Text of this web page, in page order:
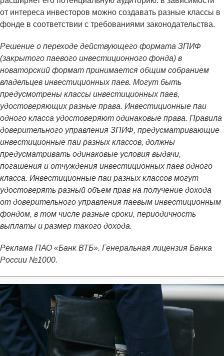
от интереса инвесторов можно создавать разные классы в
фонде в соответствии с требованиями законодательства.
Решение о переходе действующего формата ЗПИФ
(закрытого паевого инвестиционного фонда) в
новаторский формат принимается общим собранием
владельцев инвестиционных паев. Могут быть
предусмотрены классы инвестиционных паев,
удостоверяющих разные права. Инвестиционные паи
одного класса удостоверяют одинаковые права. Правила
доверительного управления ЗПИФ, предусматривающие
инвестиционные паи разных классов, должны
предусматривать одинаковые условия выдачи,
погашения и отчуждения инвестиционных паев одного
класса. Инвестиционные паи разных классов могут
удостоверять разный объем прав на получение дохода
от доверительного управления паевым инвестиционным
фондом, в том числе разные сроки, периодичность
выплаты и размер такого дохода.
Реклама ПАО «Банк ВТБ». Генеральная лицензия Банка
России №1000.